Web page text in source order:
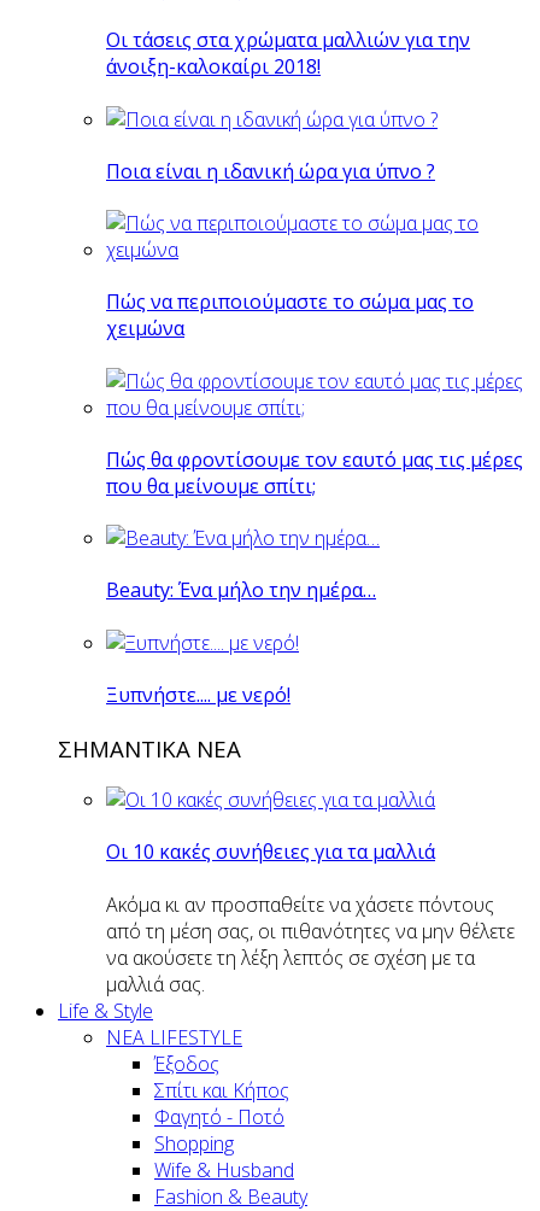
Οι τάσεις στα χρώματα μαλλιών για την
άνοιξη-καλοκαίρι 2018!
Ποια είναι η ιδανική ώρα για ύπνο ?
Πώς να περιποιούμαστε το σώμα μας το
χειμώνα
Πώς θα φροντίσουμε τον εαυτό μας τις μέρες
που θα μείνουμε σπίτι;
Beauty: Ένα μήλο την ημέρα…
Ξυπνήστε.... με νερό!
ΣΗΜΑΝΤΙΚΑ ΝΕΑ
Οι 10 κακές συνήθειες για τα μαλλιά
Ακόμα κι αν προσπαθείτε να χάσετε πόντους
από τη μέση σας, οι πιθανότητες να μην θέλετε
να ακούσετε τη λέξη λεπτός σε σχέση με τα
μαλλιά σας.
Life & Style
ΝΕΑ LIFESTYLE
Έξοδος
Σπίτι και Κήπος
Φαγητό - Ποτό
Shopping
Wife & Husband
Fashion & Beauty